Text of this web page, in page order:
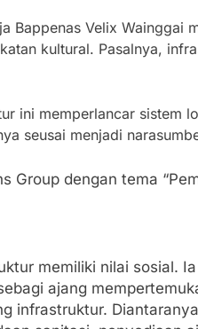
Bappenas Velix Wainggai
kultural. Pasalnya,
ini memperlancar sistem
seusai menjadi
Group dengan tema
memiliki nilai sosial.
ajang
infrastruktur.